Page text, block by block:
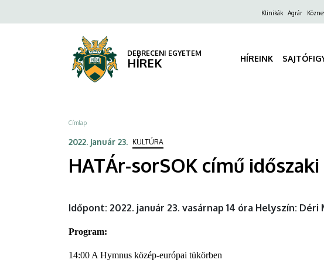
finisszázsa
DEBRECENI
EGYETEM
a
FelsőKlinikák Agrár
DEBRECENI EGYETEM
HÍREK HÍREINK
Morzsa
Címlap
2022. január 23. KULTÚRA
HATÁr-sorSOK című
Időpont: 2022. január 23. vasárnap 14 óra Helyszín:
Program:
14:00 A Hymnus közép-európai tükörben